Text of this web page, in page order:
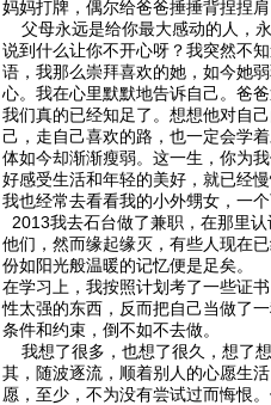
妈妈打牌，偶尔给爸爸捶捶背捏捏
父母永远是给你最大感动的人，
说到什么让你不开心呀？我突然不
语，我那么崇拜喜欢的她，如今她
心。我在心里默默地告诉自己。爸
我们真的已经知足了。想想他对自
己，走自己喜欢的路，也一定会学
体如今却渐渐瘦弱。这一生，你为
好感受生活和年轻的美好，就已经
我也经常去看看我的小外甥女，一
2013我去石台做了兼职，在那里
他们，然而缘起缘灭，有些人现在
份如阳光般温暖的记忆便是足矣。
在学习上，我按照计划考了一些证
性太强的东西，反而把自己当做了
条件和约束，倒不如不去做。
我想了很多，也想了很久，想了
其，随波逐流，顺着别人的心愿生
愿，至少，不为没有尝试过而悔恨